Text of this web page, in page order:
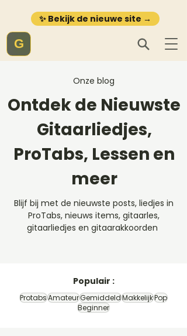
✨ Bekijk de nieuwe site →
G
Onze blog
Ontdek de Nieuwste
Gitaarliedjes,
ProTabs, Lessen en
meer
Blijf bij met de nieuwste posts, liedjes in
ProTabs, nieuws items, gitaarles,
gitaarliedjes en gitaarakkoorden
Populair :
ProtabsAmateurGemiddeldMakkelijkPop
Beginner